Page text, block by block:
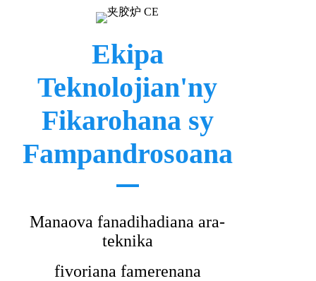
Ekipa
Teknolojian'ny
Fikarohana sy
Fampandrosoana
Manaova fanadihadiana ara-
teknika
fivoriana famerenana